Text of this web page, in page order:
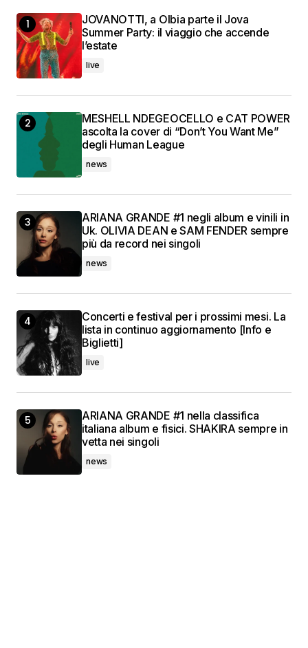
JOVANOTTI, a Olbia parte il Jova
Summer Party: il viaggio che accende
l’estate
live
MESHELL NDEGEOCELLO e CAT POWER
ascolta la cover di “Don’t You Want Me”
degli Human League
news
ARIANA GRANDE #1 negli album e vinili in
Uk. OLIVIA DEAN e SAM FENDER sempre
più da record nei singoli
news
Concerti e festival per i prossimi mesi. La
lista in continuo aggiornamento [Info e
Biglietti]
live
ARIANA GRANDE #1 nella classifica
italiana album e fisici. SHAKIRA sempre in
vetta nei singoli
news